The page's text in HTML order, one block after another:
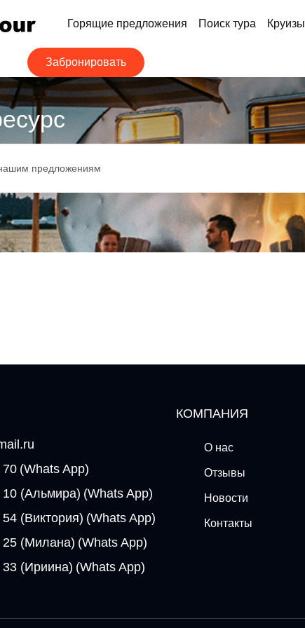
Горящие предложения Поиск тура Круизы
Забронировать
70 (Whats App)
(Альмира) (Whats App)
(Виктория) (Whats App)
25 (Милана) (Whats App)
(Ириина) (Whats App)
КОМПАНИЯ
О нас
Отзывы
Новости
Контакты